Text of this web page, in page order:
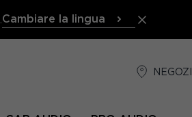
Cambiare la lingua
NEGOZI